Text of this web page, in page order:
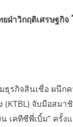
ฝ่าวิกฤติเศรษฐกิ
ธุรกิจสินเชื่อ ผนึ
(KTBL) จับมือส
เคทีซีพี่เบิ้ม” ค